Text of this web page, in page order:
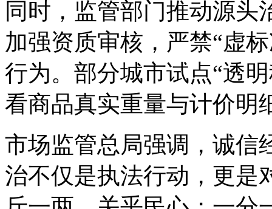
同时，监管部门推动源头
加强资质审核，严禁“虚
行为。部分城市试点“透
看商品真实重量与计价明
市场监管总局强调，诚信
治不仅是执法行动，更